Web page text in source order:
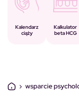
Kalendarz
ciąży
Kalkulator
beta HCG
› wsparcie